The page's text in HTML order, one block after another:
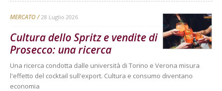
MERCATO 28 Luglio 2026
Cultura dello Spritz e vendite di
Prosecco: una ricerca
Una ricerca condotta dalle università di Torino e Verona misura
l'effetto del cocktail sull'export. Cultura e consumo diventano
economia